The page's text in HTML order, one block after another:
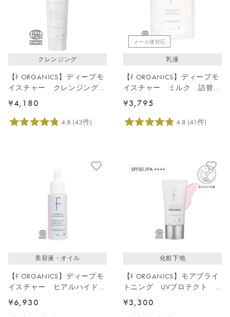
クレンジング
【F ORGANICS】ディープモ
イスチャー クレンジングク
リーム 150g
¥4,180
メール便対応
乳液
【F ORGANICS】ディープモ
イスチャー ミルク 詰替え
用 110mL
¥3,795
美容液・オイル
【F ORGANICS】ディープモ
イスチャー ヒアルハイドロ
セラム
¥6,930
化粧下地
【F ORGANICS】モアブライ
トニング UVプロテクト
スキンベース
¥3,300